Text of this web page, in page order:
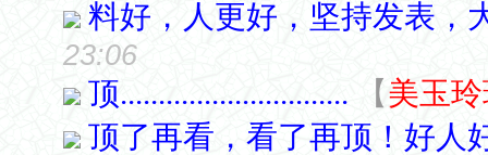
料好，人更好，坚持发表，
23:06
顶.............................. 【美玉
顶了再看，看了再顶！好人